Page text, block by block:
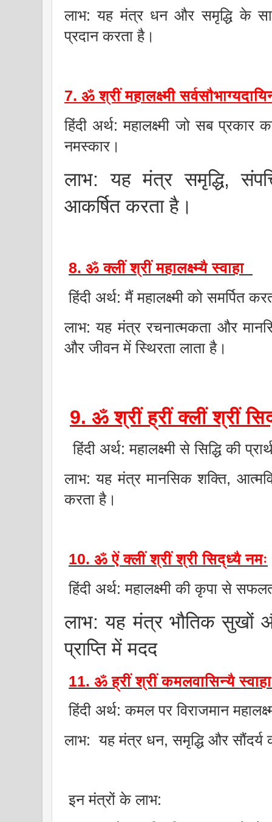
लाभ: यह मंत्र धन और समृद्धि के
प्रदान करता है।
7. ॐ श्रीं महालक्ष्मी
हिंदी अर्थ: महालक्ष्मी जो सब प्रकार
नमस्कार।
लाभ: यह मंत्र समृद्धि,
आकर्षित करता है।
8. ॐ क्लीं श्रीं महालक्ष्म्यै स्वाहा
हिंदी अर्थ: मैं महालक्ष्मी को समर्पित
लाभ: यह मंत्र रचनात्मकता और
और जीवन में स्थिरता लाता है।
9. ॐ श्रीं ह्रीं क्लीं श्रीं
हिंदी अर्थ: महालक्ष्मी से सिद्धि की
लाभ: यह मंत्र मानसिक शक्ति,
करता है।
10. ॐ ऐं क्लीं श्रीं श्री सिद्ध्यै नमः
हिंदी अर्थ: महालक्ष्मी की कृपा से
लाभ: यह मंत्र भौतिक सुखों
प्राप्ति में मदद
11. ॐ ह्रीं श्रीं कमलवासिन्यै
हिंदी अर्थ: कमल पर विराजमान
लाभ: यह मंत्र धन, समृद्धि और सौंदर्य
इन मंत्रों के लाभ: